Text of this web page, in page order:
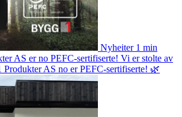
Nyheiter 1 min
AS er no PEFC-sertifiserte! Vi er stolte av
Produkter AS no er PEFC-sertifiserte! 🌿